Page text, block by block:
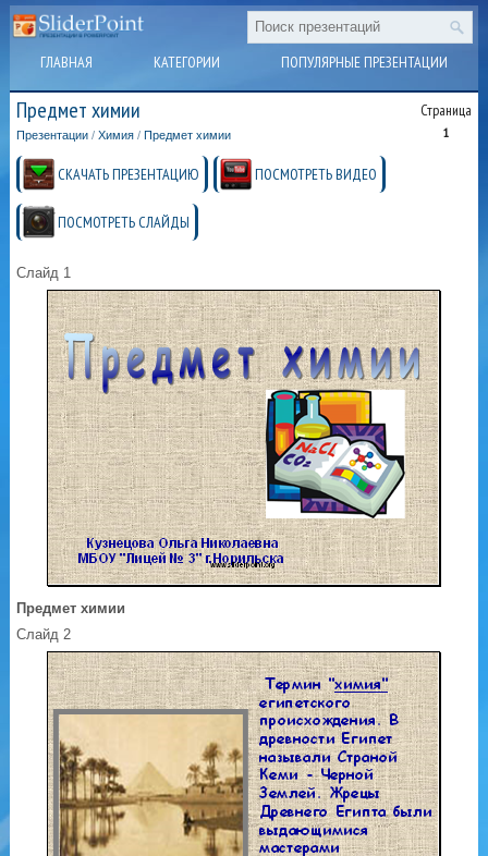
ГЛАВНАЯ КАТЕГОРИИ ПОПУЛЯРНЫЕ ПРЕЗЕНТАЦИИ
Предмет химии Страница
1
Презентации /Химия / Предмет химии
СКАЧАТЬ ПРЕЗЕНТАЦИЮ ПОСМОТРЕТЬ ВИДЕО
ПОСМОТРЕТЬ СЛАЙДЫ
Слайд 1
Предмет химии
Слайд 2